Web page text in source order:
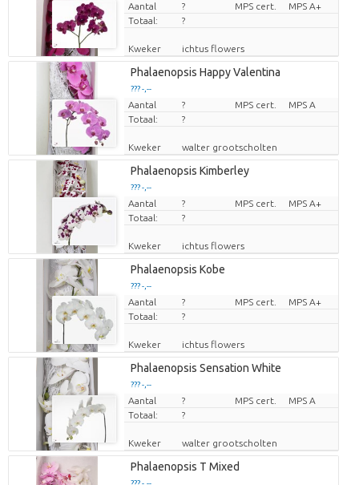
Prijs per stuk
Aantal ? MPS cert.
MPS A+
Totaal:
?
Kweker ichtus flowers
Phalaenopsis Happy Valentina
??? -,--
Prijs per stuk
Aantal ? MPS cert.
MPS A
Totaal:
?
Kweker walter grootscholten
Phalaenopsis Kimberley
??? -,--
Prijs per stuk
Aantal ? MPS cert.
MPS A+
Totaal:
?
Kweker ichtus flowers
Phalaenopsis Kobe
??? -,--
Prijs per stuk
Aantal ? MPS cert.
MPS A+
Totaal:
?
Kweker ichtus flowers
Phalaenopsis Sensation White
??? -,--
Prijs per stuk
Aantal ? MPS cert.
MPS A
Totaal:
?
Kweker walter grootscholten
Phalaenopsis T Mixed
??? -,--